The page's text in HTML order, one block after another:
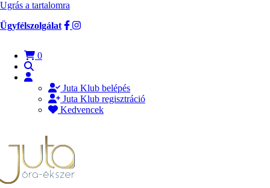
Ugrás a tartalomra
Ügyfélszolgálat
0
Juta Klub belépés
Juta Klub regisztráció
Kedvencek